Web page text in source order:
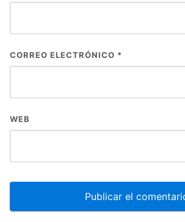
CORREO ELECTRÓNICO *
WEB